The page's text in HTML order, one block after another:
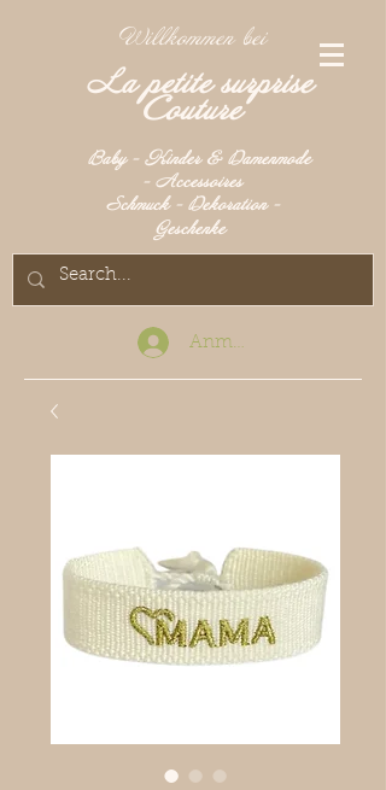
Willkommen bei
La petite surprise
Couture
Baby - Kinder & Damenmode
- Accessoires
Schmuck - Dekoration -
Geschenke
Anmelden